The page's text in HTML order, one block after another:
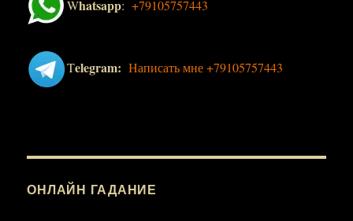
Whatsapp:+79105757443
Telegram: Написать мне +79105757443
ОНЛАЙН ГАДАНИЕ